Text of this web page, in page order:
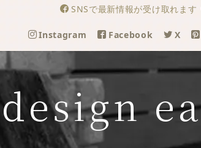
SNSで最新情報が受け取れます
Instagram Facebook X
design